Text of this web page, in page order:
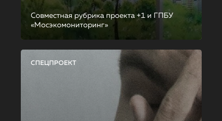
Совместная рубрика проекта +1 и ГПБУ
«Мосэкомониторинг»
СПЕЦПРОЕКТ